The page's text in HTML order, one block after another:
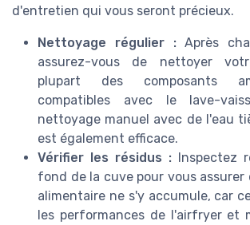
d'entretien qui vous seront précieux.
Nettoyage régulier :Après
assurez-vous de nettoyer
plupart des composants
compatibles avec le lave-
nettoyage manuel avec de l'eau
est également efficace.
Vérifier les résidus : Inspectez
fond de la cuve pour vous assurer
alimentaire ne s'y accumule, car
les performances de l'airfryer et